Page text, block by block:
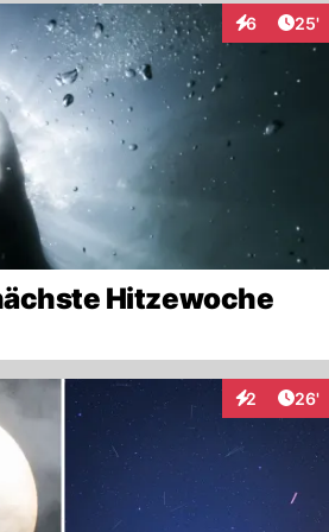
Recht melden; Liste
6 25'
Hitzewoche
2 26'